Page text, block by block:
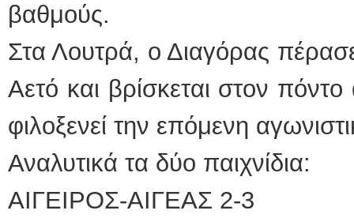
βαθμούς.
Στα Λουτρά, ο Διαγόρας
Αετό και βρίσκεται στον
φιλοξενεί την επόμενη
Αναλυτικά τα δύο παιχνίδια:
ΑΙΓΕΙΡΟΣ-ΑΙΓΕΑΣ 2-3